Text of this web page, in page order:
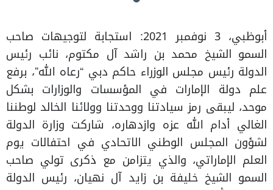
أبوظبي، 3 نوفمبر 2021: استجابة لتوجيهات صاحب
السمو الشيخ محمد بن راشد آل مكتوم، نائب رئيس
الدولة رئيس مجلس الوزراء حاكم دبي “رعاه الله”، برفع
علم دولة الإمارات في المؤسسات والوزارات بشكل
موحد، ليبقى رمز سيادتنا ووحدتنا وولائنا الخالد لوطننا
الغالي أدام الله عزه وازدهاره، شاركت وزارة الدولة
لشؤون المجلس الوطني الاتحادي في احتفالات يوم
العلم الإماراتي، والذي يتزامن مع ذكرى تولي صاحب
السمو الشيخ خليفة بن زايد آل نهيان، رئيس الدولة